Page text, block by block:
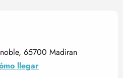
65700 Madiran
llegar